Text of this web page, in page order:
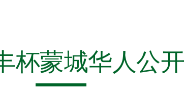
杯蒙城华人公